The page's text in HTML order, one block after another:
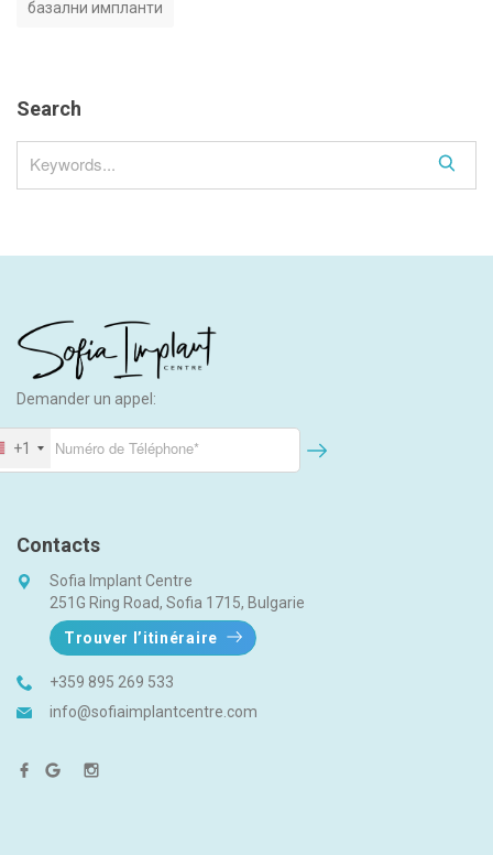
базални импланти
Search
e
Demander un appel:
+1
Contacts
Sofia Implant Centre
251G Ring Road, Sofia 1715, Bulgarie
Trouver l’itinéraire
+359 895 269 533
info@sofiaimplantcentre.com